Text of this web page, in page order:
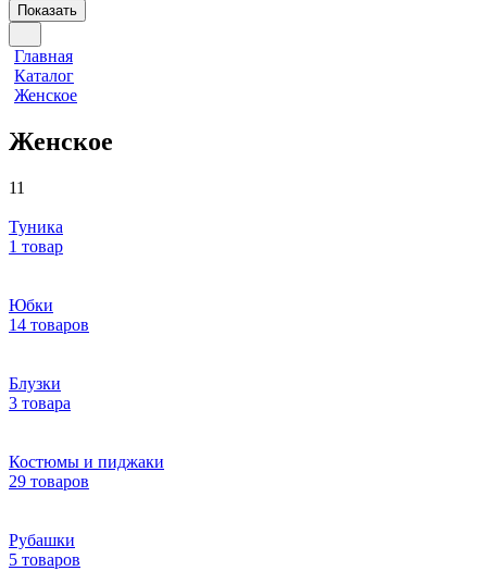
Показать
Главная
Каталог
Женское
Женское
11
Туника
1 товар
Юбки
14 товаров
Блузки
3 товара
Костюмы и пиджаки
29 товаров
Рубашки
5 товаров